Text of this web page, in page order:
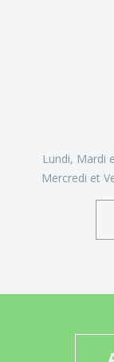
Lundi, Mardi
Mercredi et